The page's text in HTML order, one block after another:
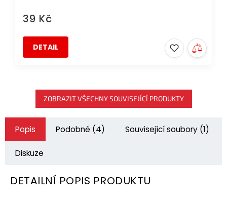
39 Kč
DETAIL
ZOBRAZIT VŠECHNY SOUVISEJÍCÍ PRODUKTY
Popis Podobné (4) Související soubory (1)
Diskuze
DETAILNÍ POPIS PRODUKTU